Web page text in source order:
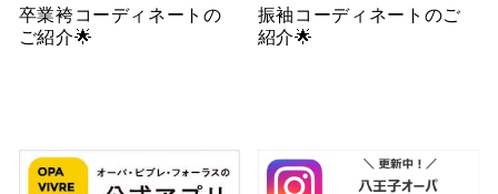
卒業袴コーディネートの
ご紹介🌟
振袖コーディネートのご
紹介🌟